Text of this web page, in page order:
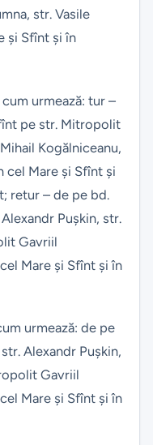
str. Vasile
și Sfînt și în
urmează: tur –
pe str. Mitropolit
Kogălniceanu,
cel Mare și Sfînt și
retur – de pe bd.
Pușkin, str.
Gavriil
Mare și Sfînt și în
urmează: de pe
Alexandr Pușkin,
Gavriil
Mare și Sfînt și în